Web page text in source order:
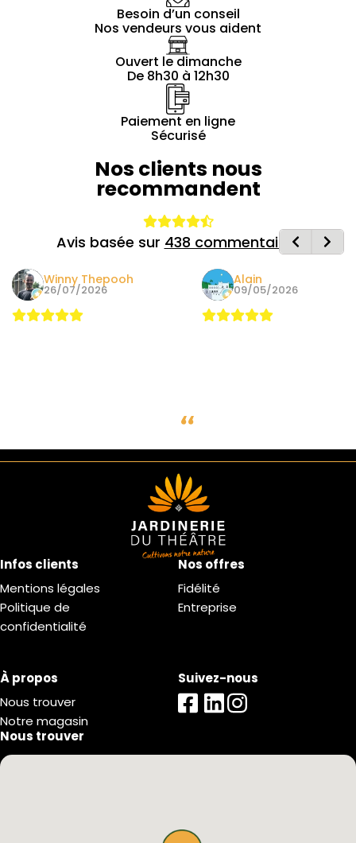
Besoin d’un conseil
Nos vendeurs vous aident
Ouvert le dimanche
De 8h30 à 12h30
Paiement en ligne
Sécurisé
Nos clients nous
recommandent
Avis basée sur 438 commentaires
Winny Thepooh
26/07/2026
Alain
09/05/2026
Infos clients
Mentions légales
Politique de
confidentialité
Nos offres
Fidélité
Entreprise
À propos
Nous trouver
Notre magasin
Suivez-nous
Nous trouver